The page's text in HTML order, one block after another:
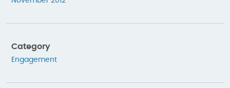
Category
Engagement